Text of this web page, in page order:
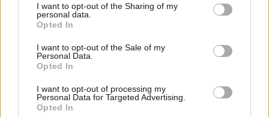
I want to opt-out of the Sharing of my
personal data.
Opted In
I want to opt-out of the Sale of my
Personal Data.
Opted In
I want to opt-out of processing my
Personal Data for Targeted Advertising.
Opted In
Kiderült, új pályamatricát vezetnek be
Magyarországon: sokakat érint, ezt kell róla
tudni
2026-tól jelentős könnyítést kapnak az M1-es autópálya
mellett élők: jóval olcsóbban használhatják majd a
sztrádát.